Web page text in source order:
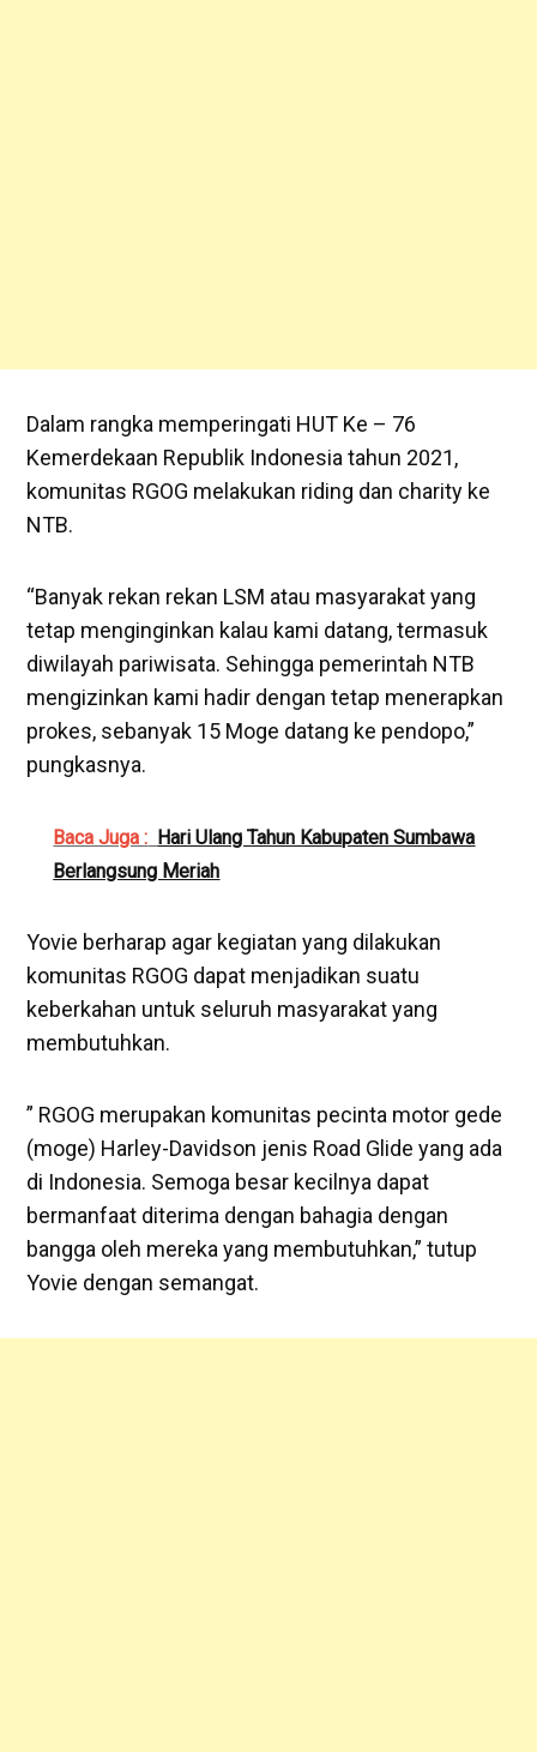
Dalam rangka memperingati HUT Ke – 76
Kemerdekaan Republik Indonesia tahun 2021,
komunitas RGOG melakukan riding dan charity ke
NTB.
“Banyak rekan rekan LSM atau masyarakat yang
tetap menginginkan kalau kami datang, termasuk
diwilayah pariwisata. Sehingga pemerintah NTB
mengizinkan kami hadir dengan tetap menerapkan
prokes, sebanyak 15 Moge datang ke pendopo,”
pungkasnya.
Baca Juga : Hari Ulang Tahun Kabupaten Sumbawa
Berlangsung Meriah
Yovie berharap agar kegiatan yang dilakukan
komunitas RGOG dapat menjadikan suatu
keberkahan untuk seluruh masyarakat yang
membutuhkan.
” RGOG merupakan komunitas pecinta motor gede
(moge) Harley-Davidson jenis Road Glide yang ada
di Indonesia. Semoga besar kecilnya dapat
bermanfaat diterima dengan bahagia dengan
bangga oleh mereka yang membutuhkan,” tutup
Yovie dengan semangat.